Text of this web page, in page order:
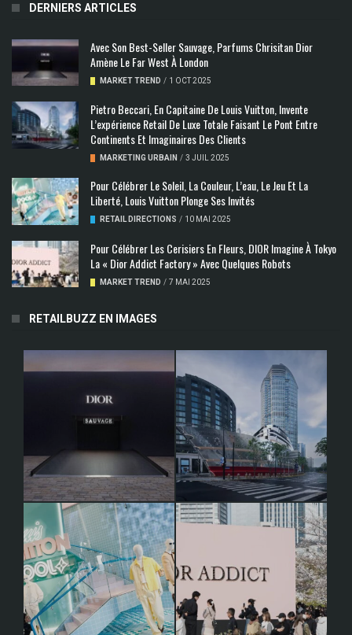
DERNIERS ARTICLES
Avec Son Best-Seller Sauvage, Parfums Chrisitan Dior
Amène Le Far West À London
MARKET TREND / 1 OCT 2025
Pietro Beccari, En Capitaine De Louis Vuitton, Invente
L’expérience Retail De Luxe Totale Faisant Le Pont Entre
Continents Et Imaginaires Des Clients
MARKETING URBAIN / 3 JUIL 2025
Pour Célébrer Le Soleil, La Couleur, L’eau, Le Jeu Et La
Liberté, Louis Vuitton Plonge Ses Invités
RETAIL DIRECTIONS / 10 MAI 2025
Pour Célébrer Les Cerisiers En Fleurs, DIOR Imagine À Tokyo
La « Dior Addict Factory » Avec Quelques Robots
MARKET TREND / 7 MAI 2025
RETAILBUZZ EN IMAGES